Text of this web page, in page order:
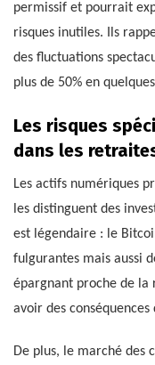
permissif et pourrait
risques inutiles. Ils
des fluctuations
plus de 50% en
Les risques
dans les
Les actifs numériques
les distinguent des
est légendaire : le
fulgurantes mais aussi
épargnant proche de
avoir des
De plus, le marché des